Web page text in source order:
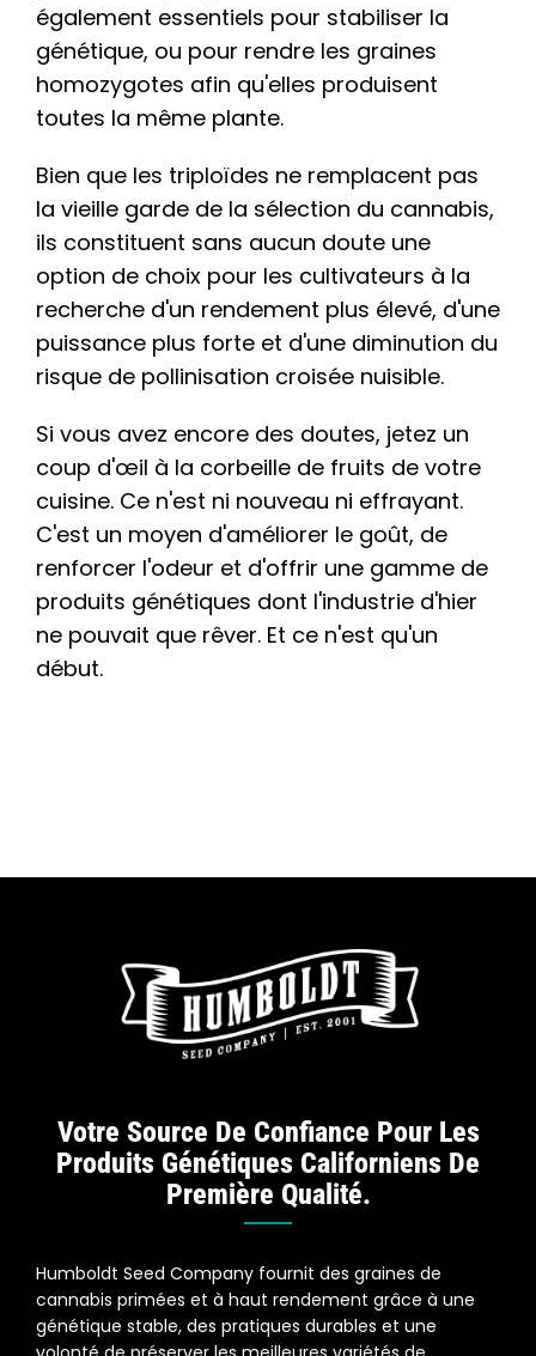
également essentiels pour stabiliser la
génétique, ou pour rendre les graines
homozygotes afin qu'elles produisent
toutes la même plante.
Bien que les triploïdes ne remplacent pas
la vieille garde de la sélection du cannabis,
ils constituent sans aucun doute une
option de choix pour les cultivateurs à la
recherche d'un rendement plus élevé, d'une
puissance plus forte et d'une diminution du
risque de pollinisation croisée nuisible.
Si vous avez encore des doutes, jetez un
coup d'œil à la corbeille de fruits de votre
cuisine. Ce n'est ni nouveau ni effrayant.
C'est un moyen d'améliorer le goût, de
renforcer l'odeur et d'offrir une gamme de
produits génétiques dont l'industrie d'hier
ne pouvait que rêver. Et ce n'est qu'un
début.
Votre Source De Confiance Pour Les
Produits Génétiques Californiens De
Première Qualité.
Humboldt Seed Company fournit des graines de
cannabis primées et à haut rendement grâce à une
génétique stable, des pratiques durables et une